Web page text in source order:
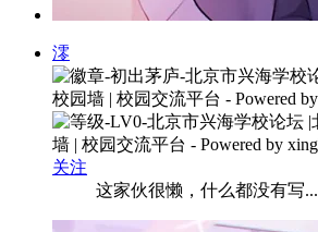
澪
关注
这家伙很懒，什么都没有写...